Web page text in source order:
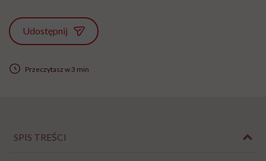
Udostępnij
Przeczytasz w 3 min
SPIS TREŚCI